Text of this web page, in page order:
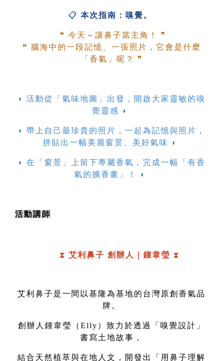
📋 本次指南：嗅覺。
❝ 今天～讓鼻子當主角！
❞
❝ 腦海中的一段記憶、一張照片，它會是什麼
「香氣」呢？
❞
◖ 活動從「氣味地圖」出發，開啟大家靈敏的嗅
覺靈感 ◗
◖ 帶上自己最珍貴的照片，一起為記憶與照片，
拼貼出一幅美麗窗景、美好氣味 ◗
◖ 在「窗景」上留下專屬香氣，完成一幅「有香
氣的擴香畫」！ ◗
活動講師
⧗ 艾利鼻子 創辦人｜鍾韋瑩 ⧗
艾利鼻子是一間以基隆為基地的台灣原創香氣品
牌。
創辦人鍾韋瑩（Elly）致力於透過「嗅覺設計」
書寫土地故事，
結合天然植萃與在地人文，開發出「用鼻子理解